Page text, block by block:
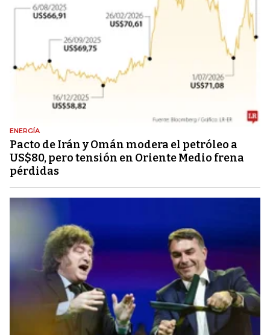
ENERGÍA
Pacto de Irán y Omán modera el petróleo a
US$80, pero tensión en Oriente Medio frena
pérdidas